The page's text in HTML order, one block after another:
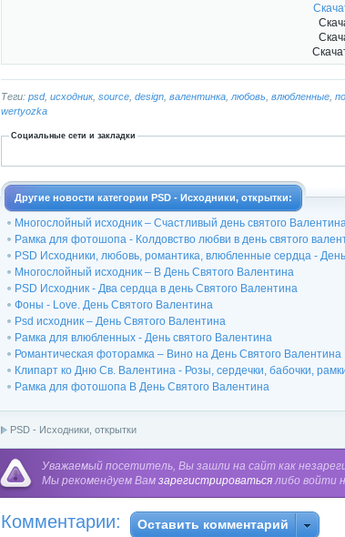
Теги: psd, исходник, source design валентинка любовь влюбленные
wertyozka
Социальные сети и закладки
Другие новости категории PSD - Исходники, открытки:
Многослойный исходник – Счастливый день святого Валентина
Рамка для фотошопа - Колдовство любви в день святого
PSD Исходники, любовь, романтика, влюбленные сердца - День
Многослойный исходник – В День Святого Валентина
PSD Исходник - Два сердца в день Святого Валентина
Фоны - Love. День Святого Валентина
Psd исходник – День Святого Валентина
Рамка для влюбленных - День святого Валентина
Романтическая фоторамка – Вино на День Святого Валентина
Клипарт ко Дню Св. Валентина - Розы, сердечки, бабочки,
Рамка для фотошопа В День Святого Валентина
PSD - Исходники, открытки
Уважаемый посетитель, Вы зашли на сайт как
Мы рекомендуем Вам зарегистрироваться либо войти
Комментарии: Оставить комментарий